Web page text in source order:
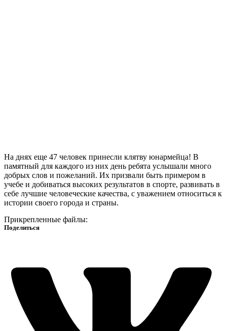
На днях еще 47 человек принесли клятву юнармейца! В
памятный для каждого из них день ребята услышали много
добрых слов и пожеланий. Их призвали быть примером в
учебе и добиваться высоких результатов в спорте, развивать в
себе лучшие человеческие качества, с уважением относиться к
истории своего города и страны.
Прикрепленные файлы:
Поделиться